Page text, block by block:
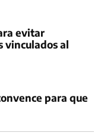
evitar
vinculados al
para que